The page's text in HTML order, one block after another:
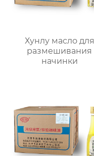
Хунлу масло для
размешивания
начинки